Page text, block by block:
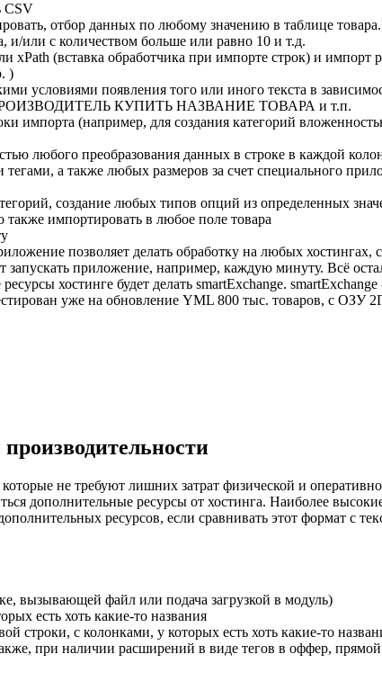
CSV
отбор данных по любому значению в таблице
и/или с количеством больше или равно 10 и т.д.
xPath (вставка обработчика при импорте строк) и импорт
)
условиями появления того или иного текста в
ПРОИЗВОДИТЕЛЬ КУПИТЬ НАЗВАНИЕ ТОВАРА и т.п.
импорта (например, для создания категорий
любого преобразования данных в строке в каждой
а также любых размеров за счет специального
создание любых типов опций из определенных
импортировать в любое поле товара
позволяет делать обработку на любых
запускать приложение, например, каждую минуту. Всё
хостинге будет делать smartExchange.
уже на обновление YML 800 тыс. товаров, с ОЗУ
не требуют лишних затрат физической и
дополнительные ресурсы от хостинга. Наиболее
ресурсов, если сравнивать этот формат с
вызывающей файл или подача загрузкой в модуль)
есть хоть какие-то названия
строки, с колонками, у которых есть хоть какие-то
при наличии расширений в виде тегов в оффер,